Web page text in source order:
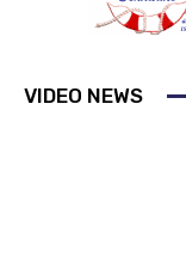
VIDEO NEWS